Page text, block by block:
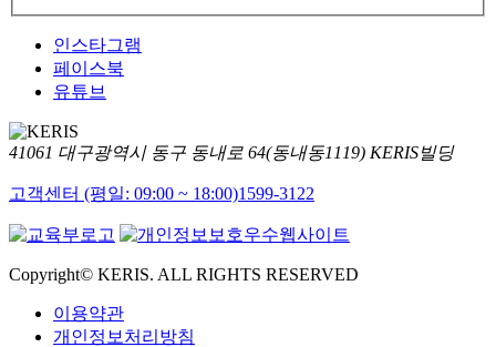
인스타그램
페이스북
유튜브
41061 대구광역시 동구 동내로 64(동내동1119) KERIS빌딩
고객센터 (평일: 09:00 ~ 18:00)1599-3122
Copyright© KERIS. ALL RIGHTS RESERVED
이용약관
개인정보처리방침